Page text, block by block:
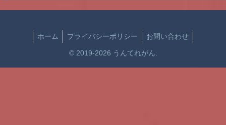
ホーム プライバシーポリシー お問い合わせ
© 2019-2026 うんてれがん.